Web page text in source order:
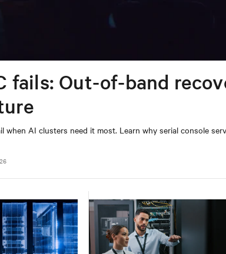
fails: Out-of-band
when AI clusters need it most. Learn why serial console